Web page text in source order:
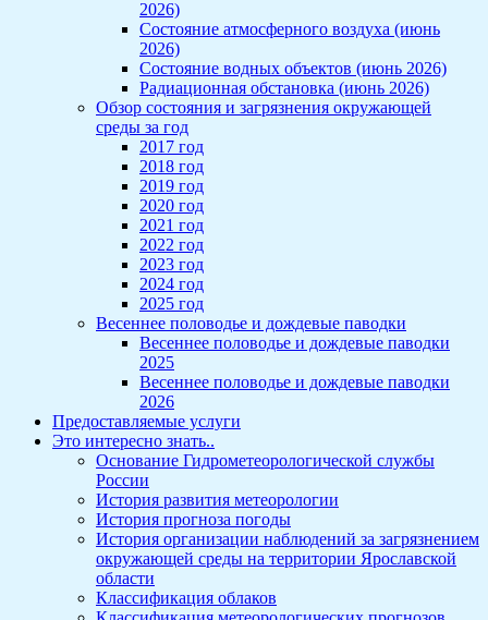
2026)
Состояние атмосферного воздуха (июнь
2026)
Состояние водных объектов (июнь 2026)
Радиационная обстановка (июнь 2026)
Обзор состояния и загрязнения окружающей
среды за год
2017 год
2018 год
2019 год
2020 год
2021 год
2022 год
2023 год
2024 год
2025 год
Весеннее половодье и дождевые паводки
Весеннее половодье и дождевые паводки
2025
Весеннее половодье и дождевые паводки
2026
Предоставляемые услуги
Это интересно знать..
Основание Гидрометеорологической службы
России
История развития метеорологии
История прогноза погоды
История организации наблюдений за загрязнением
окружающей среды на территории Ярославской
области
Классификация облаков